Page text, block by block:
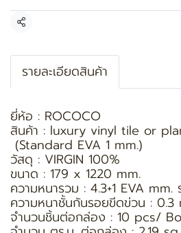
แชร์
รายละเอียดสินค้า
ยี่ห้อ : ROCOCO
สินค้า : luxury vinyl tile or
(Standard EVA 1 mm.)
วัสดุ : VIRGIN 100%
ขนาด : 179 x 1220 mm.
ความหนารวม : 4.3+1 EVA mm.
ความหนาชั้นกันรอยขีดข่วน : 0.3
จำนวนชิ้นต่อกล่อง : 10 pcs/